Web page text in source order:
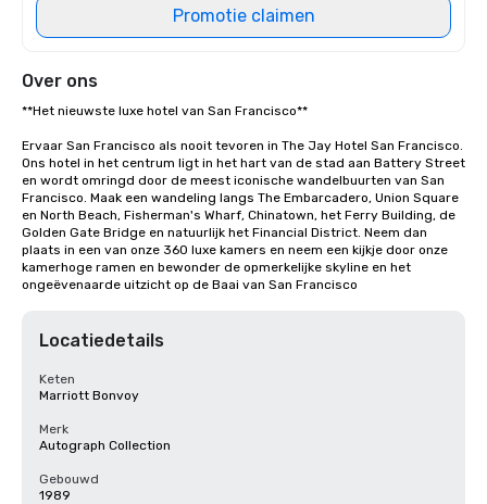
Promotie claimen
Over ons
**Het nieuwste luxe hotel van San Francisco**
Ervaar San Francisco als nooit tevoren in The Jay Hotel San Francisco.
Ons hotel in het centrum ligt in het hart van de stad aan Battery Street
en wordt omringd door de meest iconische wandelbuurten van San
Francisco. Maak een wandeling langs The Embarcadero, Union Square
en North Beach, Fisherman's Wharf, Chinatown, het Ferry Building, de
Golden Gate Bridge en natuurlijk het Financial District. Neem dan
plaats in een van onze 360 luxe kamers en neem een kijkje door onze
kamerhoge ramen en bewonder de opmerkelijke skyline en het
ongeëvenaarde uitzicht op de Baai van San Francisco
Locatiedetails
Keten
Marriott Bonvoy
Merk
Autograph Collection
Gebouwd
1989